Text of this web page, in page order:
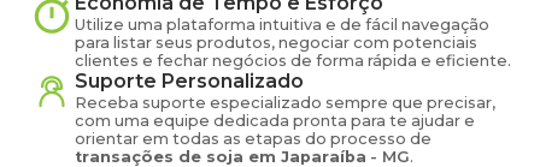
Utilize uma plataforma intuitiva e de fácil navegação
para listar seus produtos, negociar com potenciais
clientes e fechar negócios de forma rápida e eficiente.
Suporte Personalizado
Receba suporte especializado sempre que precisar,
com uma equipe dedicada pronta para te ajudar e
orientar em todas as etapas do processo de
transações de soja em Japaraíba - MG.